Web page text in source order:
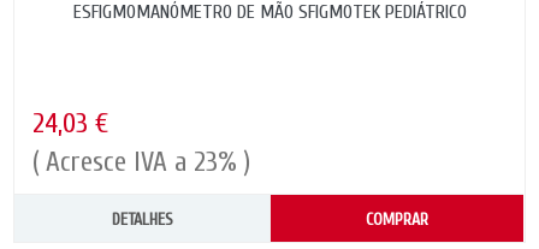
ESFIGMOMANÓMETRO DE MÃO SFIGMOTEK PEDIÁTRICO
24,03 €
( Acresce IVA a 23% )
DETALHES COMPRAR